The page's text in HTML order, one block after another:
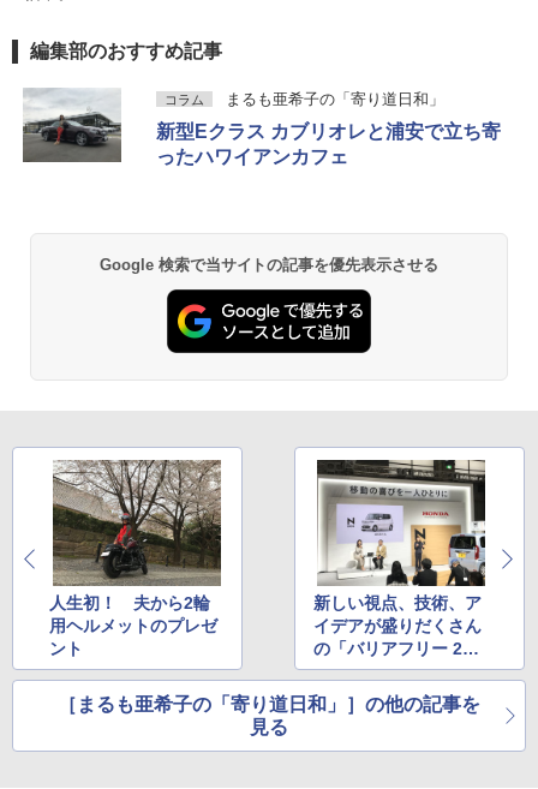
編集部のおすすめ記事
コラム まるも亜希子の「寄り道日和」
新型Eクラス カブリオレと浦安で立ち寄
ったハワイアンカフェ
Google 検索で当サイトの記事を優先表示させる
人生初！ 夫から2輪
用ヘルメットのプレゼ
ント
新しい視点、技術、ア
イデアが盛りだくさん
の「バリアフリー 201
8」
［まるも亜希子の「寄り道日和」］の他の記事を
見る